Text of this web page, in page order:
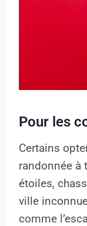
Pour les
Certains
randonnée à
étoiles,
ville
comme